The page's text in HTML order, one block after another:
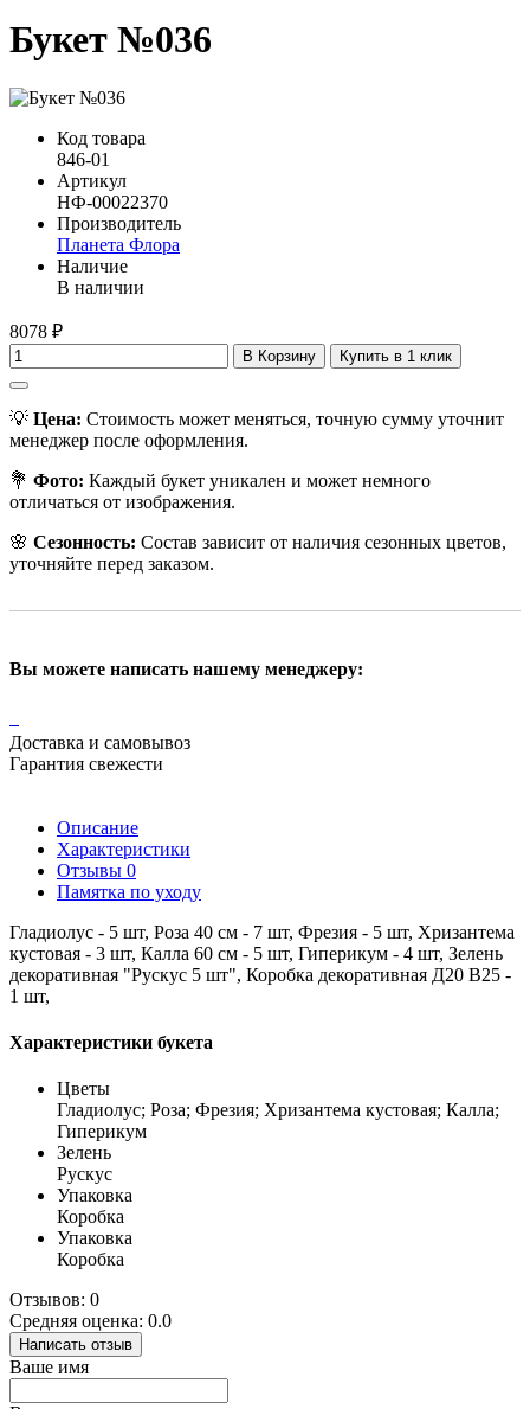
Букет №036
Код товара
846-01
Артикул
НФ-00022370
Производитель
Планета Флора
Наличие
В наличии
8078 ₽
В Корзину Купить в 1 клик
💡 Цена: Стоимость может меняться, точную сумму уточнит
менеджер после оформления.
💐 Фото: Каждый букет уникален и может немного
отличаться от изображения.
🌸 Сезонность: Состав зависит от наличия сезонных цветов,
уточняйте перед заказом.
Вы можете написать нашему менеджеру:
Доставка и самовывоз
Гарантия свежести
Описание
Характеристики
Отзывы 0
Памятка по уходу
Гладиолус - 5 шт, Роза 40 см - 7 шт, Фрезия - 5 шт, Хризантема
кустовая - 3 шт, Калла 60 см - 5 шт, Гиперикум - 4 шт, Зелень
декоративная "Рускус 5 шт", Коробка декоративная Д20 В25 -
1 шт,
Характеристики букета
Цветы
Гладиолус; Роза; Фрезия; Хризантема кустовая; Калла;
Гиперикум
Зелень
Рускус
Упаковка
Коробка
Упаковка
Коробка
Отзывов: 0
Средняя оценка: 0.0
Написать отзыв
Ваше имя